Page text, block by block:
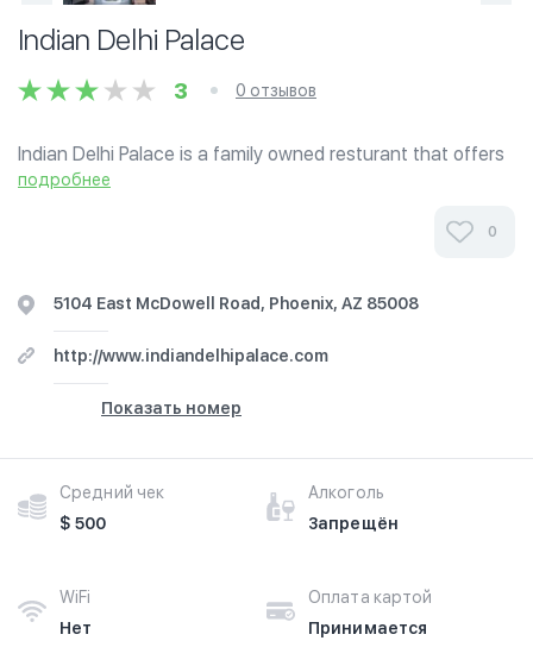
Indian Delhi Palace
3 0 отзывов
Indian Delhi Palace is a family owned resturant that offers
authentic delicacies of Indian Cuisine.
подробнее
0
5104 East McDowell Road, Phoenix, AZ 85008
http://www.indiandelhipalace.com
Показать номер
Средний чек
$ 500
Алкоголь
Запрещён
WiFi
Нет
Оплата картой
Принимается